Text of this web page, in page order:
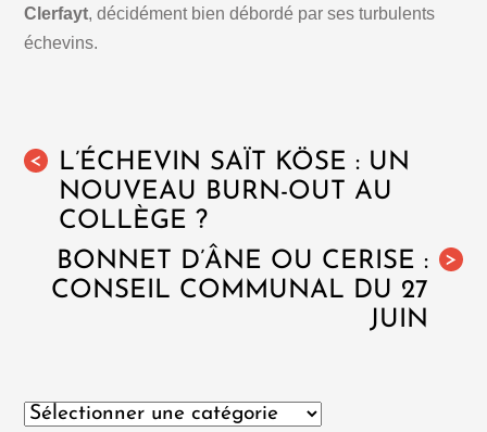
Clerfayt, décidément bien débordé par ses turbulents
échevins.
<
L’ÉCHEVIN SAÏT KÖSE : UN
NOUVEAU BURN-OUT AU
COLLÈGE ?
>
BONNET D’ÂNE OU CERISE :
CONSEIL COMMUNAL DU 27
JUIN
Catégories